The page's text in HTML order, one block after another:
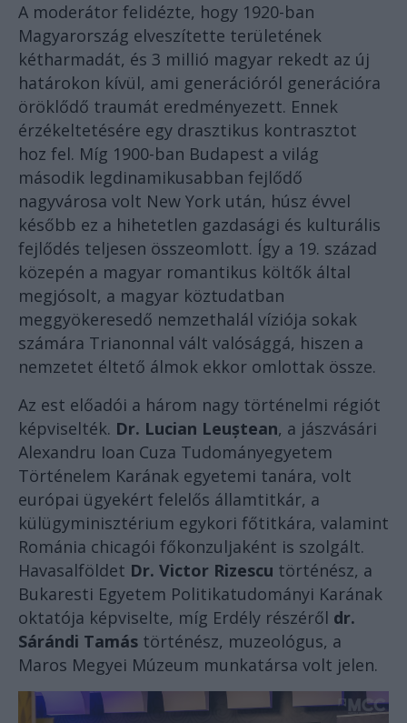
A moderátor felidézte, hogy 1920-ban
Magyarország elveszítette területének
kétharmadát, és 3 millió magyar rekedt az új
határokon kívül, ami generációról generációra
öröklődő traumát eredményezett. Ennek
érzékeltetésére egy drasztikus kontrasztot
hoz fel. Míg 1900-ban Budapest a világ
második legdinamikusabban fejlődő
nagyvárosa volt New York után, húsz évvel
később ez a hihetetlen gazdasági és kulturális
fejlődés teljesen összeomlott. Így a 19. század
közepén a magyar romantikus költők által
megjósolt, a magyar köztudatban
meggyökeresedő nemzethalál víziója sokak
számára Trianonnal vált valósággá, hiszen a
nemzetet éltető álmok ekkor omlottak össze.
Az est előadói a három nagy történelmi régiót
képviselték. Dr. Lucian Leuștean, a jászvásári
Alexandru Ioan Cuza Tudományegyetem
Történelem Karának egyetemi tanára, volt
európai ügyekért felelős államtitkár, a
külügyminisztérium egykori főtitkára, valamint
Románia chicagói főkonzuljaként is szolgált.
Havasalföldet Dr. Victor Rizescu történész, a
Bukaresti Egyetem Politikatudományi Karának
oktatója képviselte, míg Erdély részéről dr.
Sárándi Tamás történész, muzeológus, a
Maros Megyei Múzeum munkatársa volt jelen.